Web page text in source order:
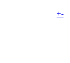
+-